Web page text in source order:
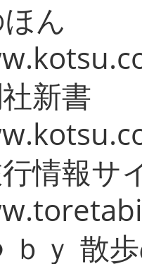
ん
新書
情報サ
ｂｙ 散